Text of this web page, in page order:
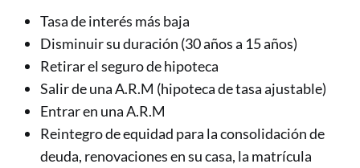
Tasa de interés más baja
Disminuir su duración (30 años a 15 años)
Retirar el seguro de hipoteca
Salir de una A.R.M (hipoteca de tasa ajustable)
Entrar en una A.R.M
Reintegro de equidad para la consolidación de
deuda, renovaciones en su casa, la matrícula